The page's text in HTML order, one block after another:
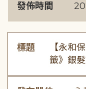
發佈時間
標題
【永和
籤》銀